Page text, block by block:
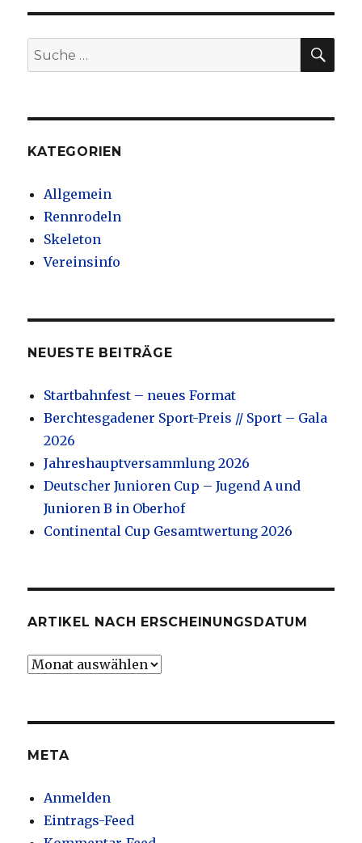
Suche
nach:
KATEGORIEN
Allgemein
Rennrodeln
Skeleton
Vereinsinfo
NEUESTE BEITRÄGE
Startbahnfest – neues Format
Berchtesgadener Sport-Preis // Sport – Gala
2026
Jahreshauptversammlung 2026
Deutscher Junioren Cup – Jugend A und
Junioren B in Oberhof
Continental Cup Gesamtwertung 2026
ARTIKEL NACH ERSCHEINUNGSDATUM
Artikel
META
Anmelden
Eintrags-Feed